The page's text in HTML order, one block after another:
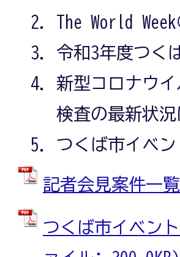
The World
令和3年度つく
新型コロナウイ
検査の最新状
つくば市イベ
記者会見案件一
つくば市イベン